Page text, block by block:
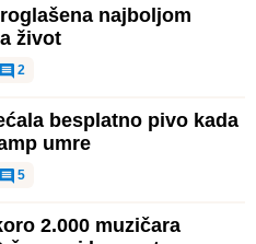
najboljom
život
2
besplatno pivo kada
umre
5
2.000 muzičara